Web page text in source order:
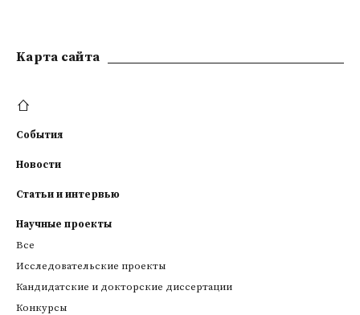
Kарта сайта
События
Новости
Статьи и интервью
Научные проекты
Все
Исследовательские проекты
Кандидатские и докторские диссертации
Конкурсы